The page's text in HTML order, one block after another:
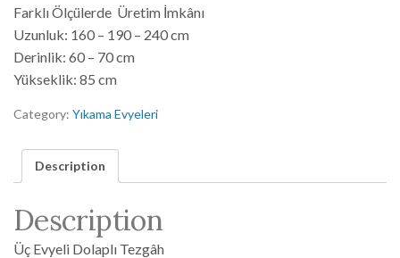
Farklı Ölçülerde Üretim İmkânı
Uzunluk: 160 – 190 – 240 cm
Derinlik: 60 – 70 cm
Yükseklik: 85 cm
Category: Yıkama Evyeleri
Description
Description
Üç Evyeli Dolaplı Tezgâh